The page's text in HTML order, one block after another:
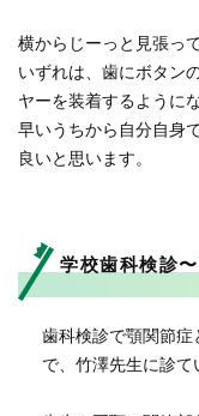
横からじーっと見張っ
いずれは、歯にボタン
ヤーを装着するように
早いうちから自分自身
良いと思います。
学校歯科検診
歯科検診で顎関節
で、竹澤先生に診て